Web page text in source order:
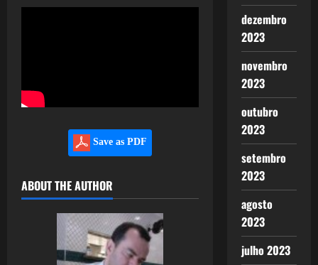
Save as PDF
ABOUT THE AUTHOR
dezembro
2023
novembro
2023
outubro
2023
setembro
2023
agosto
2023
julho 2023